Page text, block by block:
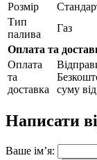
Розмір
Тип
палива
Газ
Оплата та
Оплата
та
доставка
суму
Написати
Ваше ім’я: